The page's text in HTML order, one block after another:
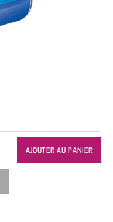
AJOUTER AU PANIER